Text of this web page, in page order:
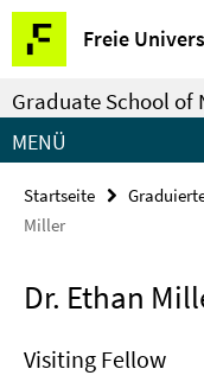
Springe
direkt
zu
Inhalt
Freie
Service-
Navigation
Graduate School of
MENÜ
Startseite
Miller
Dr. Ethan
Visiting Fellow